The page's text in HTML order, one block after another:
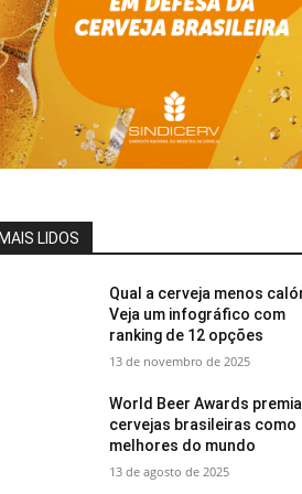
LIDOS
Qual a cerveja menos
Veja um infográfico com
ranking de 12 opções
13 de novembro de 2025
World Beer Awards
cervejas brasileiras como
melhores do mundo
13 de agosto de 2025